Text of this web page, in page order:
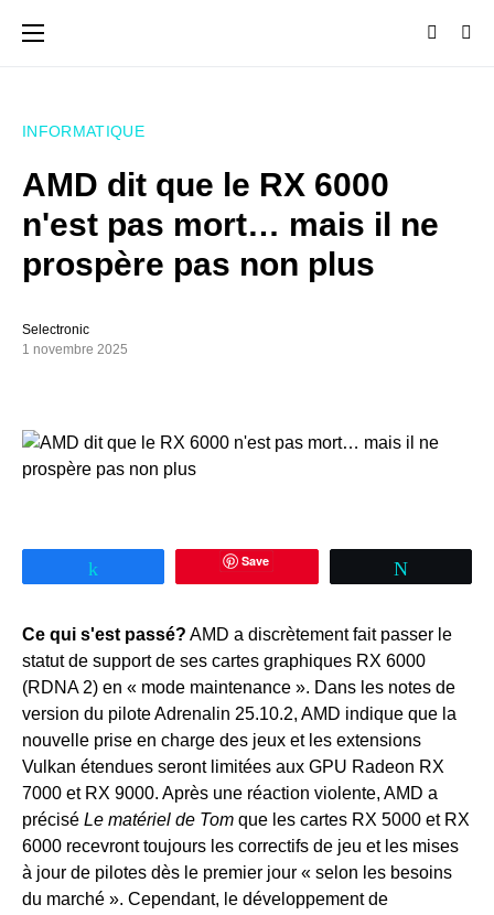
INFORMATIQUE
AMD dit que le RX 6000
n'est pas mort… mais il ne
prospère pas non plus
Selectronic
1 novembre 2025
Save
Ce qui s'est passé? AMD a discrètement fait passer le
statut de support de ses cartes graphiques RX 6000
(RDNA 2) en « mode maintenance ». Dans les notes de
version du pilote Adrenalin 25.10.2, AMD indique que la
nouvelle prise en charge des jeux et les extensions
Vulkan étendues seront limitées aux GPU Radeon RX
7000 et RX 9000. Après une réaction violente, AMD a
précisé Le matériel de Tom que les cartes RX 5000 et RX
6000 recevront toujours les correctifs de jeu et les mises
à jour de pilotes dès le premier jour « selon les besoins
du marché ». Cependant, le développement de